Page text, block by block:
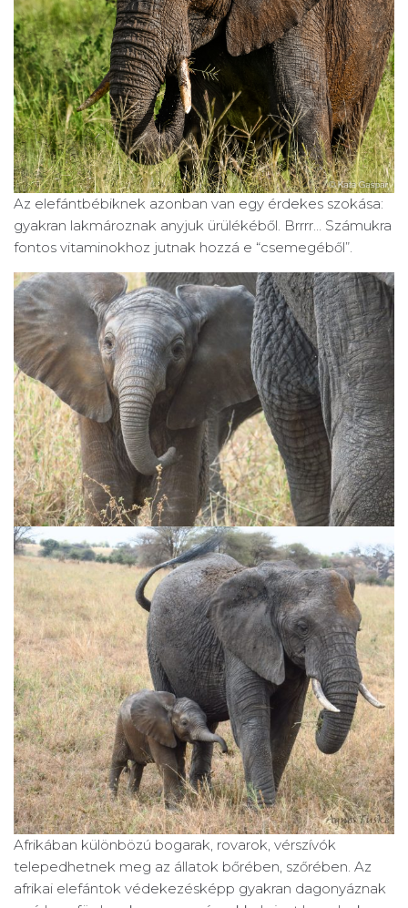
Az elefántbébiknek azonban van egy érdekes szokása:
gyakran lakmároznak anyjuk ürülékéből. Brrrr… Számukra
fontos vitaminokhoz jutnak hozzá e “csemegéből”.
Afrikában különbözú bogarak, rovarok, vérszívók
telepedhetnek meg az állatok bőrében, szőrében. Az
afrikai elefántok védekezésképp gyakran dagonyáznak